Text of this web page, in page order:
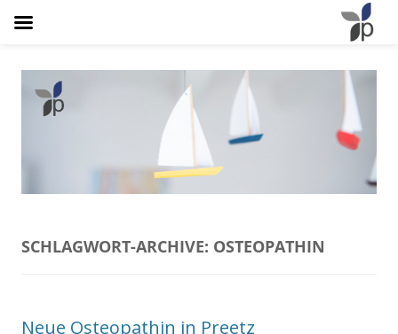
Osteopathie Plathner
Natürlich Schmerzfrei
SCHLAGWORT-ARCHIVE: OSTEOPATHIN
Neue Osteopathin in Preetz